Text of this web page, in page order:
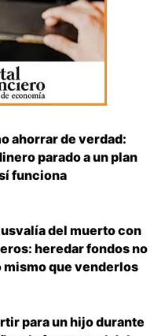
ahorrar de verdad:
parado a un plan
funciona
del muerto con
heredar fondos no
mismo que venderlos
para un hijo durante